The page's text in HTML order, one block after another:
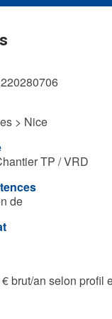
> Nice
TP / VRD
de
brut/an selon profil